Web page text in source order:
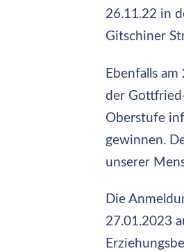
26.11.22 in
Gitschiner
Ebenfalls
der
Oberstufe
gewinnen.
unserer
Die
27.01.2023